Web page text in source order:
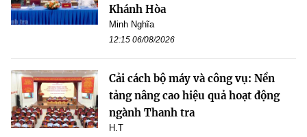
Khánh Hòa
Minh Nghĩa
12:15 06/08/2026
Cải cách bộ máy và công vụ: Nền
tảng nâng cao hiệu quả hoạt động
ngành Thanh tra
H.T